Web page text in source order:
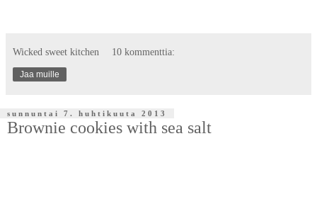
Wicked sweet kitchen 10 kommenttia:
Jaa muille
sunnuntai 7. huhtikuuta 2013
Brownie cookies with sea salt